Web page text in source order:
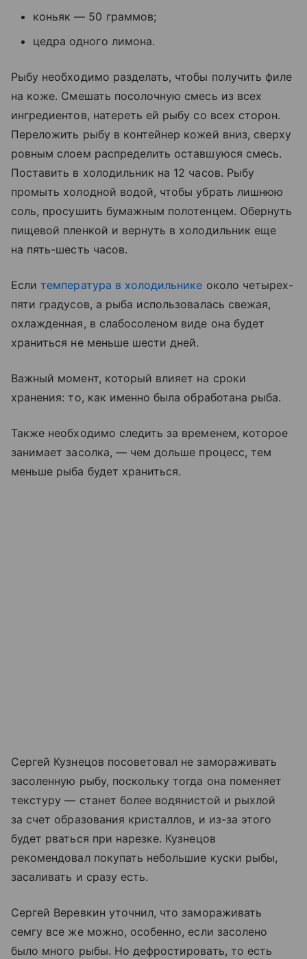
коньяк — 50 граммов;
цедра одного лимона.
Рыбу необходимо разделать, чтобы получить филе
на коже. Смешать посолочную смесь из всех
ингредиентов, натереть ей рыбу со всех сторон.
Переложить рыбу в контейнер кожей вниз, сверху
ровным слоем распределить оставшуюся смесь.
Поставить в холодильник на 12 часов. Рыбу
промыть холодной водой, чтобы убрать лишнюю
соль, просушить бумажным полотенцем. Обернуть
пищевой пленкой и вернуть в холодильник еще
на пять-шесть часов.
Еслитемпература в холодильнике около четырех-
пяти градусов, а рыба использовалась свежая,
охлажденная, в слабосоленом виде она будет
храниться не меньше шести дней.
Важный момент, который влияет на сроки
хранения: то, как именно была обработана рыба.
Также необходимо следить за временем, которое
занимает засолка, — чем дольше процесс, тем
меньше рыба будет храниться.
Сергей Кузнецов посоветовал не замораживать
засоленную рыбу, поскольку тогда она поменяет
текстуру — станет более водянистой и рыхлой
за счет образования кристаллов, и из-за этого
будет рваться при нарезке. Кузнецов
рекомендовал покупать небольшие куски рыбы,
засаливать и сразу есть.
Сергей Веревкин уточнил, что замораживать
семгу все же можно, особенно, если засолено
было много рыбы. Но дефростировать, то есть